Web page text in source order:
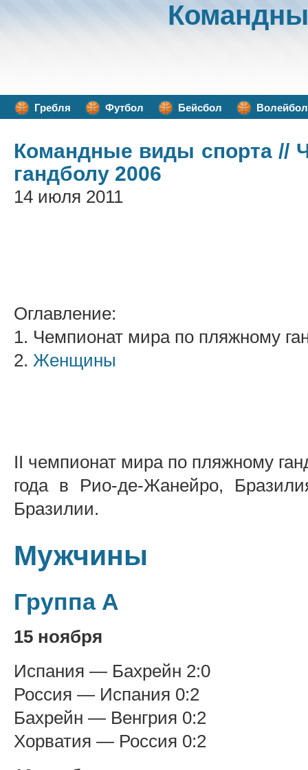
Гребля Футбол Бейсбол Волейбол
Командные виды спорта//
гандболу 2006
14 июля 2011
Оглавление:
1. Чемпионат мира по пляжному
2. Женщины
II чемпионат мира по пляжному
года в Рио-де-Жанейро,
Бразилии.
Мужчины
Группа A
15 ноября
Испания — Бахрейн 2:0
Россия — Испания 0:2
Бахрейн — Венгрия 0:2
Хорватия — Россия 0:2